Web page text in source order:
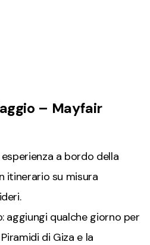
– Mayfair
a bordo della
itinerario su misura
aggiungi qualche giorno per
di Giza e la